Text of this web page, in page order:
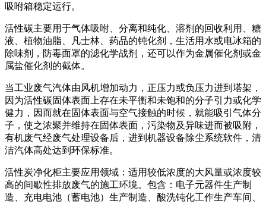
吸咐箱稳定运行。
活性碳主要用于气体吸咐、分离和纯化、溶剂的回收利用、糖
液、植物油脂、凡士林、药品的钝化剂，生活用水或电冰箱的
除味剂，防毒面罩的滤化学战剂，还可以作为金属催化剂或金
属盐催化剂的截体。
当工业废气汽体由风机增加动力，正压力或负压力进到塔架，
因为活性碳固体表面上存在未平衡和未饱和的分子引力或化学
健力，因而就在固体表面与空气接触的时候，就能吸引气体分
子，使之浓聚并维持在固体表面，污染物及异味进而被吸附，
有机废气经废气处理设备后，进到机器设备除尘系统软件，清
洁汽体高处达到环保标准。
活性炭净化柜主要应用领域：适用较低浓度的大风量或浓度较
高的间歇性排放废气的施工环境。包含：电子元器件生产制
造、充电电池（蓄电池）生产制造、酸洗钝化工作生产车间、